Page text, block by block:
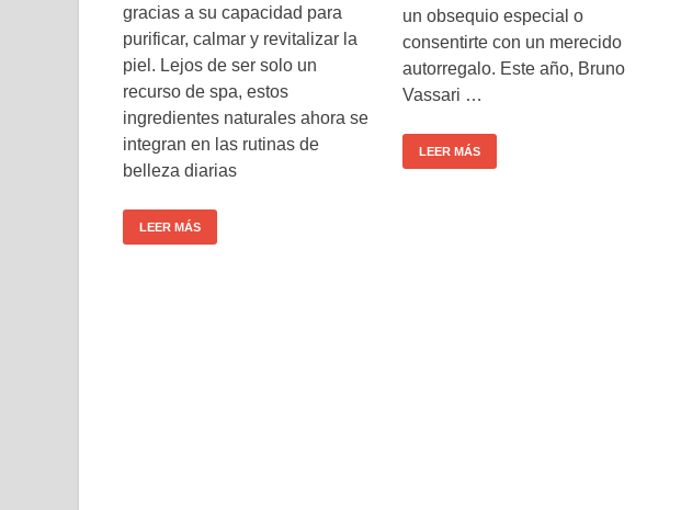
gracias a su capacidad para
purificar, calmar y revitalizar la
piel. Lejos de ser solo un
recurso de spa, estos
ingredientes naturales ahora se
integran en las rutinas de
belleza diarias
LEER MÁS
un obsequio especial o
consentirte con un merecido
autorregalo. Este año, Bruno
Vassari …
LEER MÁS